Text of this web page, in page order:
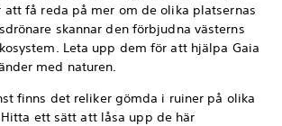
att få reda på mer om de olika platsernas
skannar den förbjudna västerns
Leta upp dem för att hjälpa Gaia
med naturen.
finns det reliker gömda i ruiner på olika
ett sätt att låsa upp de här